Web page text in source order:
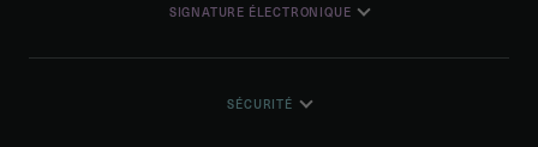
SIGNATURE ÉLECTRONIQUE
SÉCURITÉ